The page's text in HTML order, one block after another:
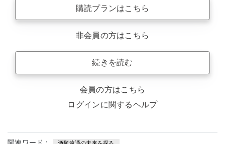
購読プランはこちら
非会員の方はこちら
続きを読む
会員の方はこちら
ログインに関するヘルプ
関連ワード： 酒類流通の未来を探る